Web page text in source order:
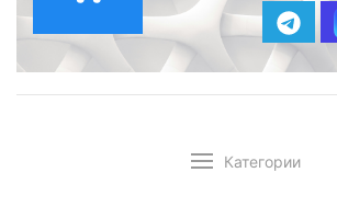
Категории